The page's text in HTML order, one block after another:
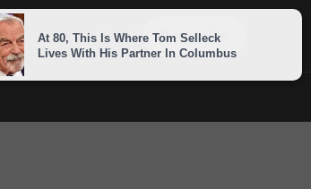
Sign in Subscribe